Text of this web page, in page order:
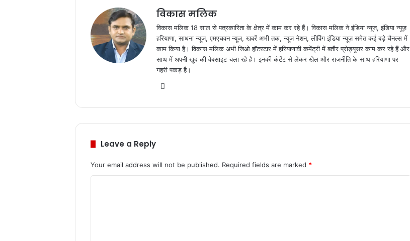
विकास मलिक
विकास मलिक 18 साल से पत्रकारिता के क्षेत्र में काम कर रहे हैं। विकास मलिक ने इंडिया न्यूज, इंडिया न्यूज़
हरियाणा, साधना न्यूज, एमएचवन न्यूज, खबरें अभी तक, न्यूज नेशन, लीविंग इंडिया न्यूज़ समेत कई बड़े चैनल्स में
काम किया है। विकास मलिक अभी जिओ हॉटस्टार में हरियाणावी कमेंट्री में बतौर प्रोड्यूसर काम कर रहे हैं और
साथ में अपनी खुद की वेबसाइट चला रहे है। इनकी कंटेंट से लेकर खेल और राजनीति के साथ हरियाणा पर
गहरी पकड़ है।
te
Leave a Reply
Your email address will not be published. Required fields are marked *